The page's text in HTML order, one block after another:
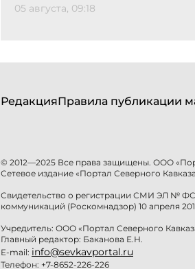
05 августа, 09:18
РедакцияПравила публикации
© 2012—2025 Все права защищены. ООО
Сетевое издание «Портал Северного
Свидетельство о регистрации СМИ ЭЛ № ФС
коммуникаций (Роскомнадзор) 10 апреля
Учредитель: ООО «Портал Северного
Главный редактор: Баканова Е.Н.
E-mail: info@sevkavportal.ru
Телефон: +7-8652-226-226